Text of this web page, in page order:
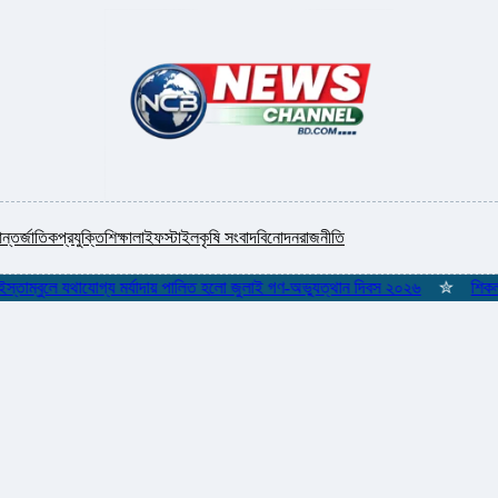
প্রযুক্তিশিক্ষালাইফস্টাইলকৃষি সংবাদবিনোদনরাজনীতি
যথাযোগ্য মর্যাদায় পালিত হলো জুলাই গণ-অভ্যুত্থান দিবস ২০২৬ ✮ শিকলমুক্ত